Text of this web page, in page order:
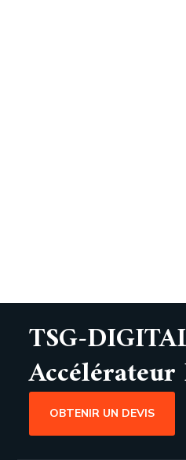
TSG-
OBTENIR UN DEVIS